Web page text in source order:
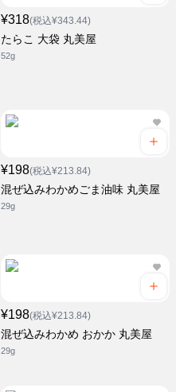
¥318(税込¥343.44)
たらこ 大袋 丸美屋
52g
¥198(税込¥213.84)
混ぜ込みわかめごま油味 丸美屋
29g
¥198(税込¥213.84)
混ぜ込みわかめ おかか 丸美屋
29g